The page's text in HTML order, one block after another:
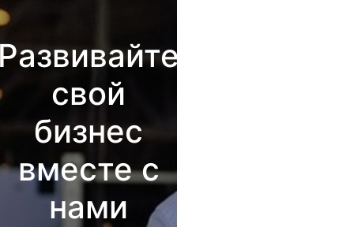
свой
бизнес
вместе с
нами